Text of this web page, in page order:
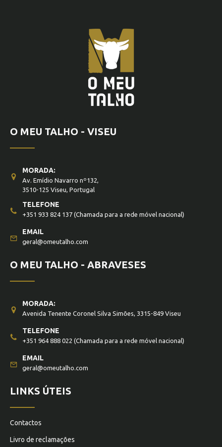
O MEU TALHO - VISEU
MORADA:
Av. Emídio Navarro nº132,
3510-125 Viseu, Portugal
TELEFONE
+351 933 824 137 (Chamada para a rede móvel nacional)
EMAIL
geral@omeutalho.com
O MEU TALHO - ABRAVESES
MORADA:
Avenida Tenente Coronel Silva Simões, 3315-849 Viseu
TELEFONE
+351 964 888 022 (Chamada para a rede móvel nacional)
EMAIL
geral@omeutalho.com
LINKS ÚTEIS
Contactos
Livro de reclamações